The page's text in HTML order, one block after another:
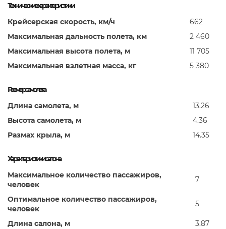
Технические характеристики
Крейсерская скорость, км/ч
662
Максимальная дальность полета, км
2 460
Максимальная высота полета, м
11 705
Максимальная взлетная масса, кг
5 380
Размер самолета
Длина самолета, м
13.26
Высота самолета, м
4.36
Размах крыла, м
14.35
Характеристики салона
Максимальное количество пассажиров,
человек
7
Оптимальное количество пассажиров,
человек
5
Длина салона, м
3.87